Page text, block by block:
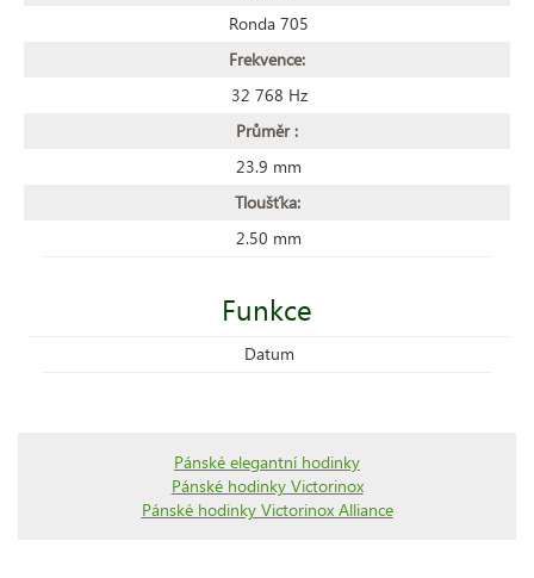
Ronda 705
Frekvence:
32 768 Hz
Průměr :
23.9 mm
Tloušťka:
2.50 mm
Funkce
Datum
Pánské elegantní hodinky
Pánské hodinky Victorinox
Pánské hodinky Victorinox Alliance